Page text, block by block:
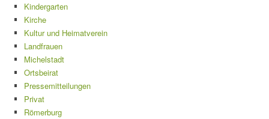
Kindergarten
Kirche
Kultur und Heimatverein
Landfrauen
Michelstadt
Ortsbeirat
Pressemitteilungen
Privat
Römerburg